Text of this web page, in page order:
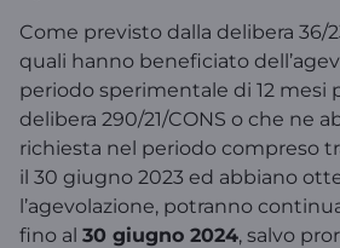
Come previsto dalla delibera 36/
quali hanno beneficiato
periodo sperimentale di 12 mesi
delibera 290/21/CONS o che ne
richiesta nel periodo compreso
il 30 giugno 2023 ed abbiano
l’agevolazione, potranno
fino al 30 giugno 2024, salvo